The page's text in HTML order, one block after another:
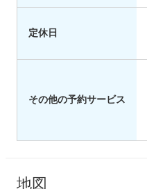
定休日
その他の予約サービス
地図